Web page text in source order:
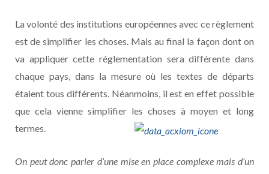
La volonté des institutions européennes avec ce règlement
est de simplifier les choses. Mais au final la façon dont on
va appliquer cette réglementation sera différente dans
chaque pays, dans la mesure où les textes de départs
étaient tous différents. Néanmoins, il est en effet possible
que cela vienne simplifier les choses à moyen et long
termes.
On peut donc parler d’une mise en place complexe mais d’un